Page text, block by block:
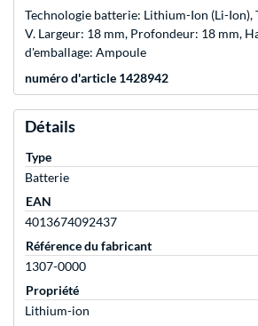
Technologie batterie: Lithium-Ion (Li-Ion),
V. Largeur: 18 mm, Profondeur: 18 mm,
d'emballage: Ampoule
numéro d'article 1428942
Détails
Type
Batterie
EAN
4013674092437
Référence du fabricant
1307-0000
Propriété
Lithium-ion